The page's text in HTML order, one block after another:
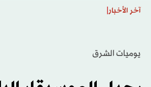
آخر الأخبار
يوميات الشرق